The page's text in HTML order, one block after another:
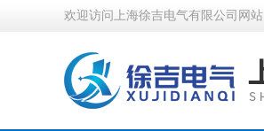
欢迎访问上海徐吉电气有限公司网站